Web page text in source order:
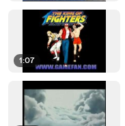
1:07